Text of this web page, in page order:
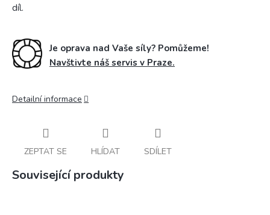
díl.
Je oprava nad Vaše síly? Pomůžeme!
Navštivte náš servis v Praze.
Detailní informace
ZEPTAT SE HLÍDAT SDÍLET
Související produkty